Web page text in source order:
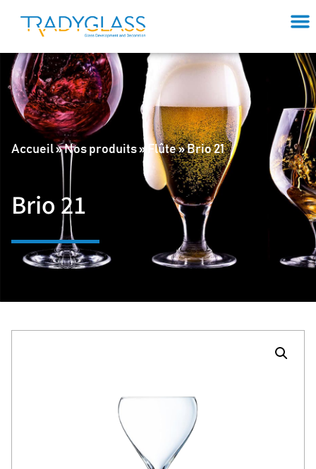
Accueil»Nos produits» Flûte»Brio 21
Brio 21